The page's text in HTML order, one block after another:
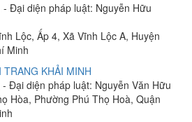
- Đại diện pháp luật: Nguyễn Hữu
Lộc, Ấp 4, Xã Vĩnh Lộc A, Huyện
Minh
KHẢI MINH
- Đại diện pháp luật: Nguyễn Văn Hữu
Hòa, Phường Phú Thọ Hoà, Quận